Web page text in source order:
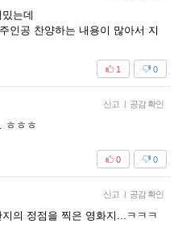
는데
인공 찬양하는 내용이 많아서 지
0
1
신고 | 공감 확인
ㅎㅎㅎ
0
0
신고 | 공감 확인
의 정점을 찍은 영화지...ㅋㅋㅋ